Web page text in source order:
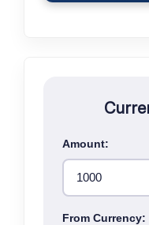
Amount:
From Currency: